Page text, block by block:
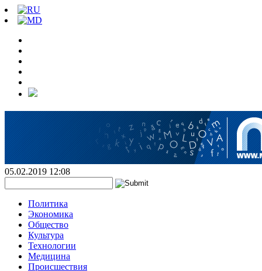
05.02.2019 12:08
Политика
Экономика
Общество
Культура
Технологии
Медицина
Происшествия